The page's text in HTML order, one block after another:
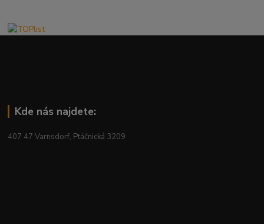
Kde nás najdete:
407 47 Varnsdorf, Ptáčnická 3209